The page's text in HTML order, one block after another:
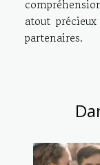
atout
partenaires.